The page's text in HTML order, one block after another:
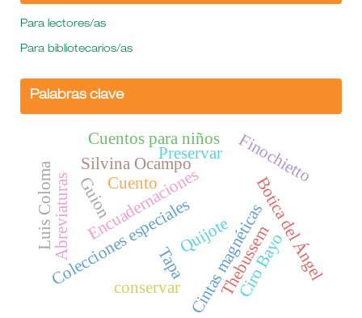
Para lectores/as
Para bibliotecarios/as
Palabras clave
Colecciones especiales
Encuadernaciones
Tapa
Quijote
Cintas magnéticas
GuionCuento
Silvina Ocampo
Botica del Ángel
Thebussem
Finochietto
Abreviaturas
conservar
Preservar
Cuentos para niños
Luis Coloma
Ciro Bayo